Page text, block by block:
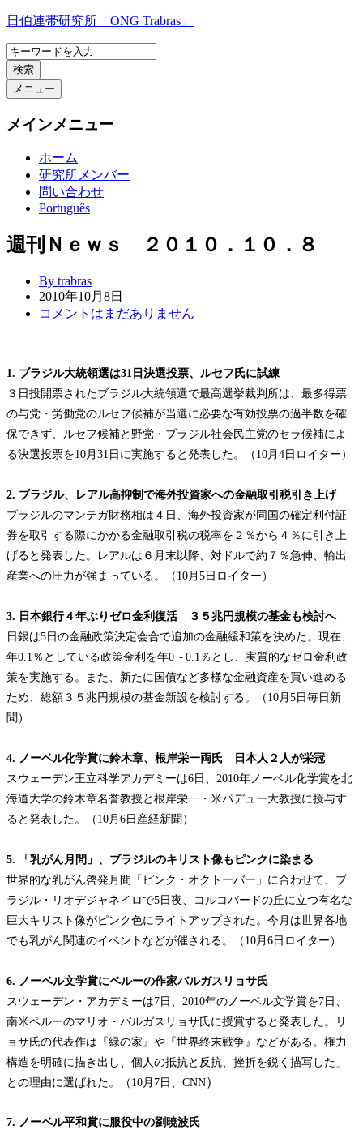
コ
テ
ン
ツ
ス
日伯連帯研究所「ONG Trabras」
検索
メニュー
メインメニュー
ホーム
研究所メンバー
問い合わせ
Português
週刊Ｎｅｗｓ ２０１０．１０．８
By trabras
2010年10月8日
コメントはまだありません
1. ブラジル大統領選は31日決選投票、ルセフ氏に試練
３日投開票されたブラジル大統領選で最高選挙裁判所は、最多得票
の与党・労働党のルセフ候補が当選に必要な有効投票の過半数を確
保できず、ルセフ候補と野党・ブラジル社会民主党のセラ候補によ
る決選投票を10月31日に実施すると発表した。（10月4日ロイター）
2. ブラジル、レアル高抑制で海外投資家への金融取引税引き上げ
ブラジルのマンテガ財務相は４日、海外投資家が同国の確定利付証
券を取引する際にかかる金融取引税の税率を２％から４％に引き上
げると発表した。レアルは６月末以降、対ドルで約７％急伸、輸出
産業への圧力が強まっている。（ 10月5日ロイター）
3. 日本銀行４年ぶりゼロ金利復活 ３５兆円規模の基金も検討へ
日銀は5日の金融政策決定会合で追加の金融緩和策を決めた。現在、
年0.1％としている政策金利を年0～0.1％とし、実質的なゼロ金利政
策を実施する。また、新たに国債など多様な金融資産を買い進める
ため、総額３５兆円規模の基金新設を検討する。（10月5日毎日新
聞）
4. ノーベル化学賞に鈴木章、根岸栄一両氏 日本人２人が栄冠
スウェーデン王立科学アカデミーは6日、2010年ノーベル化学賞を北
海道大学の鈴木章名誉教授と根岸栄一・米パデュー大教授に授与す
ると発表した。（10月6日産経新聞）
5. 「乳がん月間」、ブラジルのキリスト像もピンクに染まる
世界的な乳がん啓発月間「ピンク・オクトーバー」に合わせて、ブ
ラジル・リオデジャネイロで5日夜、コルコバードの丘に立つ有名な
巨大キリスト像がピンク色にライトアップされた。今月は世界各地
でも乳がん関連のイベントなどが催される。（10月6日ロイター）
6. ノーベル文学賞にペルーの作家バルガスリョサ氏
スウェーデン・アカデミーは7日、2010年のノーベル文学賞を7日、
南米ペルーのマリオ・バルガスリョサ氏に授賞すると発表した。リ
ョサ氏の代表作は『緑の家』や『世界終末戦争』などがある。権力
構造を明確に描き出し、個人の抵抗と反抗、挫折を鋭く描写した」
との理由に選ばれた。（10月7日、CNN）
7. ノーベル平和賞に服役中の劉暁波氏